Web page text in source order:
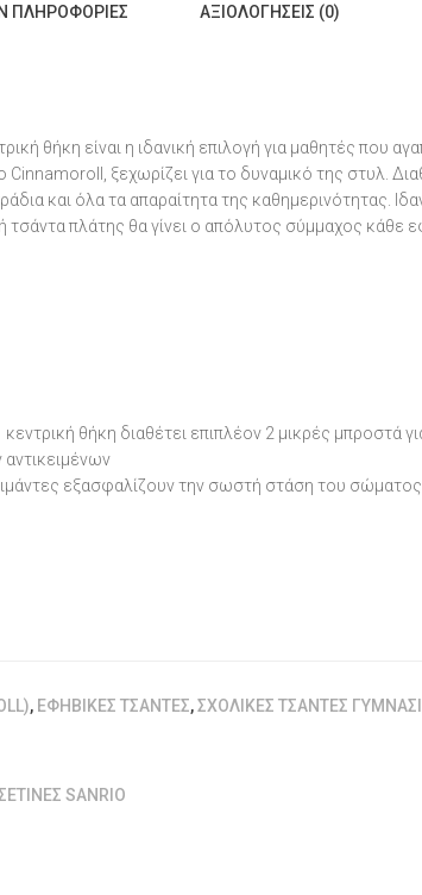
ΠΛΗΡΟΦΟΡΊΕΣ ΑΞΙΟΛΟΓΉΣΕΙΣ (0)
θήκη είναι η ιδανική επιλογή για μαθητές που
ξεχωρίζει για το δυναμικό της στυλ.
και όλα τα απαραίτητα της καθημερινότητας.
τσάντα πλάτης θα γίνει ο απόλυτος σύμμαχος κάθε
θήκη διαθέτει επιπλέον 2 μικρές μπροστά
εξασφαλίζουν την σωστή στάση του σώματος
, ΕΦΗΒΙΚΈΣ ΤΣΆΝΤΕΣ,ΣΧΟΛΙΚΈΣ ΤΣΆΝΤΕΣ
SANRIO